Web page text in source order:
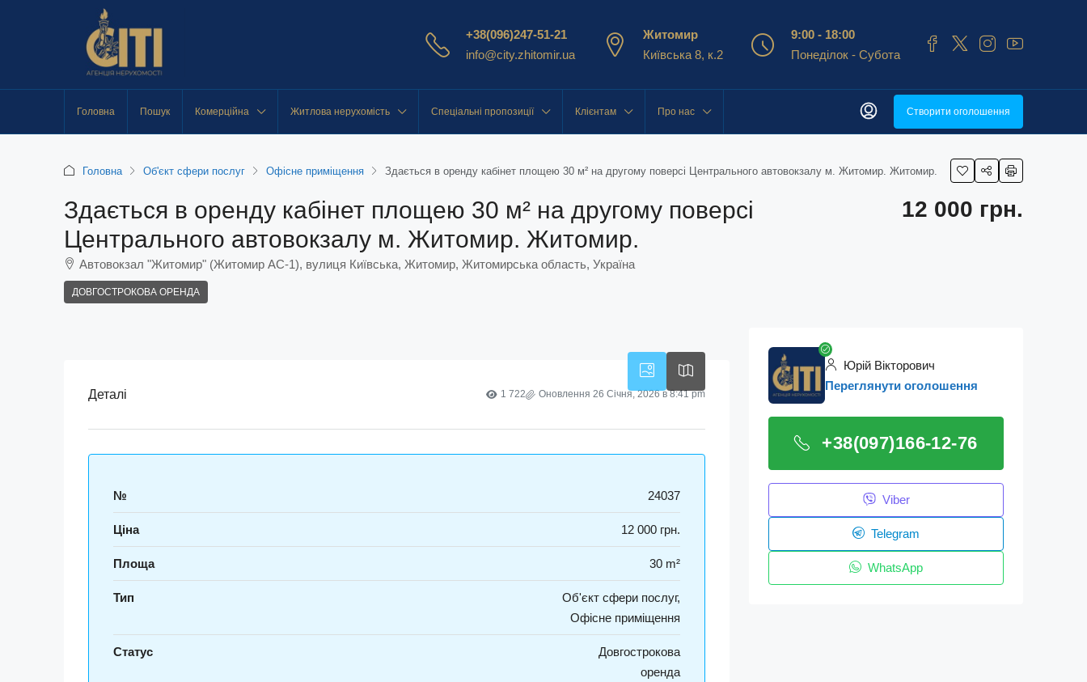
+38(096)247-51-21
info@city.zhitomir.ua
Житомир
Київська 8, к.2
9:00 - 18:00
Понеділок - Субота
Головна Пошук Комерційна Житлова нерухомість Спеціальні пропозиції Клієнтам Про нас Створити оголошення
Головна Об'єкт сфери послуг Офісне приміщення Здається в оренду кабінет площею 30 м² на другому поверсі Центрального автовокзалу м. Житомир. Житомир.
Здається в оренду кабінет площею 30 м² на другому поверсі
Центрального автовокзалу м. Житомир. Житомир.
Автовокзал "Житомир" (Житомир АС-1), вулиця Київська, Житомир, Житомирська область, Україна
ДОВГОСТРОКОВА ОРЕНДА
12 000 грн.
Деталі 1 722 Оновлення 26 Січня, 2026 в 8:41 pm
№ 24037
Ціна 12 000 грн.
Площа 30 m²
Тип
Об'єкт сфери послуг,
Офісне приміщення
Статус
Довгострокова
оренда
Юрій Вікторович
Переглянути оголошення
+38(097)166-12-76
Viber
Telegram
WhatsApp